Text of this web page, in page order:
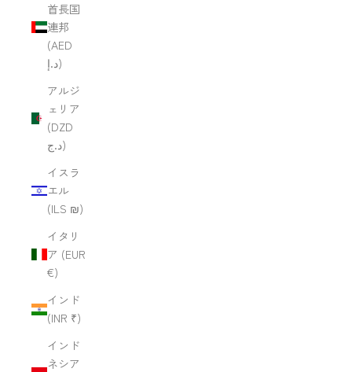
首長国
連邦
(AED
د.إ)
アルジ
ェリア
(DZD
د.ج)
イスラ
エル
(ILS ₪)
イタリ
ア (EUR
€)
インド
(INR ₹)
インド
ネシア